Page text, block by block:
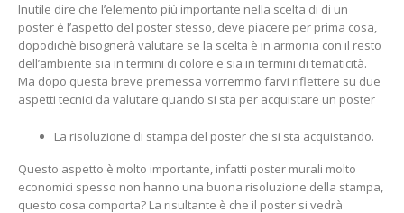
Inutile dire che l’elemento più importante nella scelta di di un
poster è l’aspetto del poster stesso, deve piacere per prima cosa,
dopodichè bisognerà valutare se la scelta è in armonia con il resto
dell’ambiente sia in termini di colore e sia in termini di tematicità.
Ma dopo questa breve premessa vorremmo farvi riflettere su due
aspetti tecnici da valutare quando si sta per acquistare un poster
La risoluzione di stampa del poster che si sta acquistando.
Questo aspetto è molto importante, infatti poster murali molto
economici spesso non hanno una buona risoluzione della stampa,
questo cosa comporta? La risultante è che il poster si vedrà